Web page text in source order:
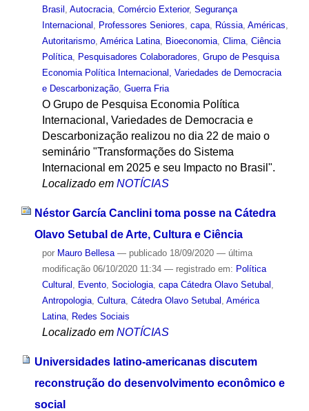
Brasil , Autocracia, Comércio Exterior, Segurança
Internacional , Professores Seniores, capa, Rússia, Américas,
Autoritarismo, América Latina, Bioeconomia, Clima, Ciência
Política, Pesquisadores Colaboradores, Grupo de Pesquisa
Economia Política Internacional, Variedades de Democracia
e Descarbonização, Guerra Fria
O Grupo de Pesquisa Economia Política
Internacional, Variedades de Democracia e
Descarbonização realizou no dia 22 de maio o
seminário "Transformações do Sistema
Internacional em 2025 e seu Impacto no Brasil".
Localizado em NOTÍCIAS
Néstor García Canclini toma posse na Cátedra
Olavo Setubal de Arte, Cultura e Ciência
por Mauro Bellesa — publicado18/09/2020 — última
modificação06/10/2020 11:34 — registrado em: Política
Cultural , Evento, Sociologia, capa Cátedra Olavo Setubal ,
Antropologia, Cultura, Cátedra Olavo Setubal , América
Latina, Redes Sociais
Localizado em NOTÍCIAS
Universidades latino-americanas discutem
reconstrução do desenvolvimento econômico e
social